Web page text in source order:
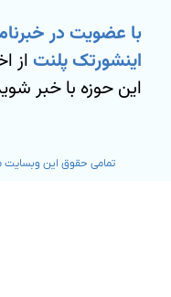
با عضویت در
اینشورتک پلنتاز
این حوزه با خبر
تمامی حقوق این وبسایت